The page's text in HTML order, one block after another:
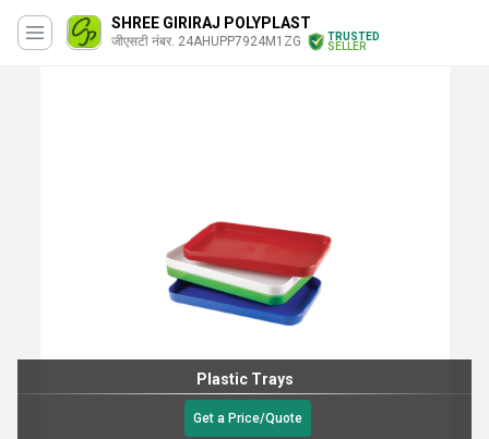
SHREE GIRIRAJ POLYPLAST
जीएसटी नंबर. 24AHUPP7924M1ZG
TRUSTED
SELLER